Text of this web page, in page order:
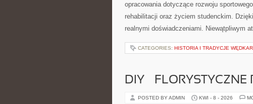
opracowania dotyczące rozwoju
rehabilitacji oraz życiem studenckim.
realnymi doświadczeniami. Niewątpliwym
CATEGORIES: HISTORIA I TRADYCJE
DIY – FLORYSTYCZNE
POSTED BY ADMIN KWI - 8 - 2026